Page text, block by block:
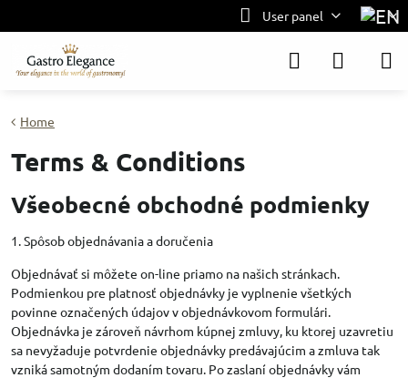
User panel
Home
Terms & Conditions
Všeobecné obchodné podmienky
1. Spôsob objednávania a doručenia
Objednávať si môžete on-line priamo na našich stránkach.
Podmienkou pre platnosť objednávky je vyplnenie všetkých
povinne označených údajov v objednávkovom formulári.
Objednávka je zároveň návrhom kúpnej zmluvy, ku ktorej uzavretiu
sa nevyžaduje potvrdenie objednávky predávajúcim a zmluva tak
vzniká samotným dodaním tovaru. Po zaslaní objednávky vám